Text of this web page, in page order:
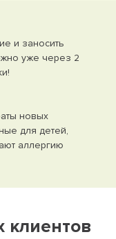
и заносить
уже через 2
новых
для детей,
аллергию